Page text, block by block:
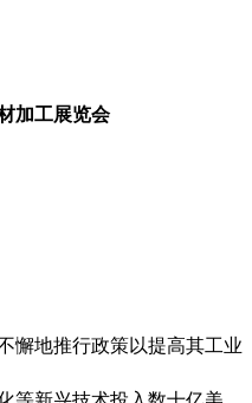
加工展览会
懈地推行政策以提高其工业